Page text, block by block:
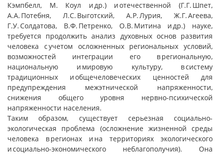
Кэмпбелл, М. Коул и др.) и отечественной (Г.Г. Шпет,
А.А. Потебня, Л.С. Выготский, А.Р. Лурия, Ж.Г. Агеева,
Г.У. Солдатова, В.Ф. Петренко, О.В. Митина и др.) науке,
требуется продолжить анализ духовных основ развития
человека с учетом осложненных региональных условий,
возможностей интеграции его в региональную,
национальную и мировую культуру, в систему
традиционных и общечеловеческих ценностей для
предупреждения межэтнической напряженности,
снижения общего уровня нервно-психической
напряженности населения.
Таким образом, существует серьезная социально-
экологическая проблема (осложнение жизненной среды
человека в регионах и на территориях экологического
и социально-экономического неблагополучия). Она